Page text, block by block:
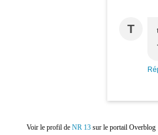
T
Voir le profil de NR 13sur le portail Overblog